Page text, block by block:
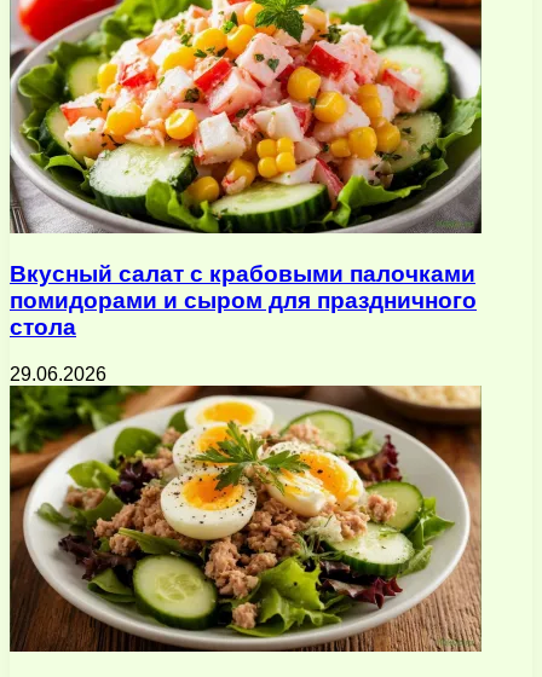
Вкусный салат с крабовыми палочками
помидорами и сыром для праздничного
стола
29.06.2026